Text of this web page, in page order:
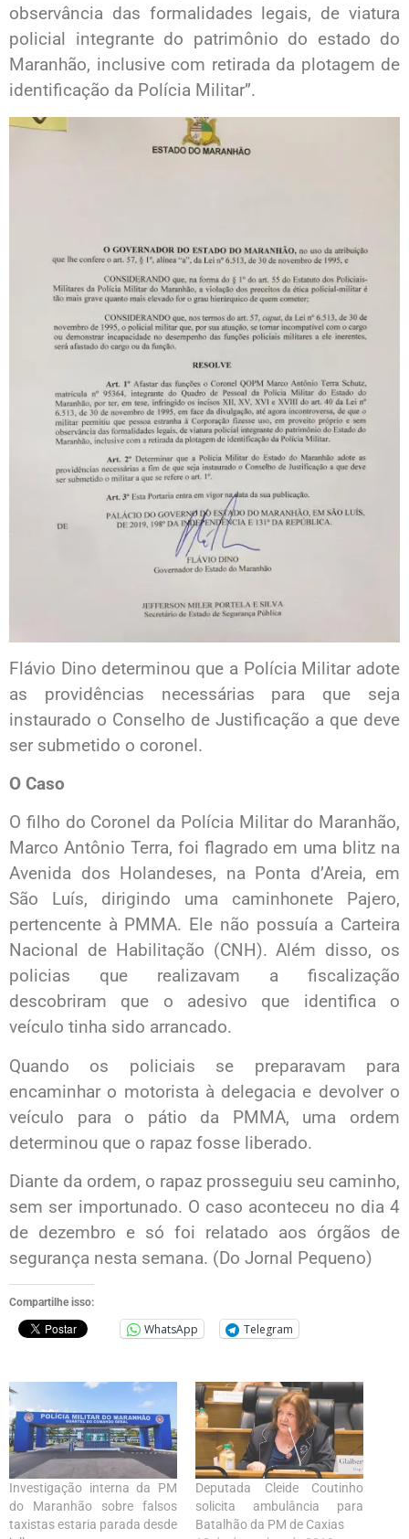
observância das formalidades legais, de viatura
policial integrante do patrimônio do estado do
Maranhão, inclusive com retirada da plotagem de
identificação da Polícia Militar”.
Flávio Dino determinou que a Polícia Militar adote
as providências necessárias para que seja
instaurado o Conselho de Justificação a que deve
ser submetido o coronel.
O Caso
O filho do Coronel da Polícia Militar do Maranhão,
Marco Antônio Terra, foi flagrado em uma blitz na
Avenida dos Holandeses, na Ponta d’Areia, em
São Luís, dirigindo uma caminhonete Pajero,
pertencente à PMMA. Ele não possuía a Carteira
Nacional de Habilitação (CNH). Além disso, os
policias que realizavam a fiscalização
descobriram que o adesivo que identifica o
veículo tinha sido arrancado.
Quando os policiais se preparavam para
encaminhar o motorista à delegacia e devolver o
veículo para o pátio da PMMA, uma ordem
determinou que o rapaz fosse liberado.
Diante da ordem, o rapaz prosseguiu seu caminho,
sem ser importunado. O caso aconteceu no dia 4
de dezembro e só foi relatado aos órgãos de
segurança nesta semana. (Do Jornal Pequeno)
Compartilhe isso:
WhatsApp Telegram
Investigação interna da PM
do Maranhão sobre falsos
taxistas estaria parada desde
Deputada Cleide Coutinho
solicita ambulância para
Batalhão da PM de Caxias